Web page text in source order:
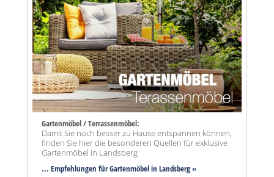
Gartenmöbel / Terrassenmöbel:
Damit Sie noch besser zu Hause entspannen können,
finden Sie hier die besonderen Quellen für exklusive
Gartenmöbel in Landsberg
... Empfehlungen für Gartenmöbel in Landsberg »